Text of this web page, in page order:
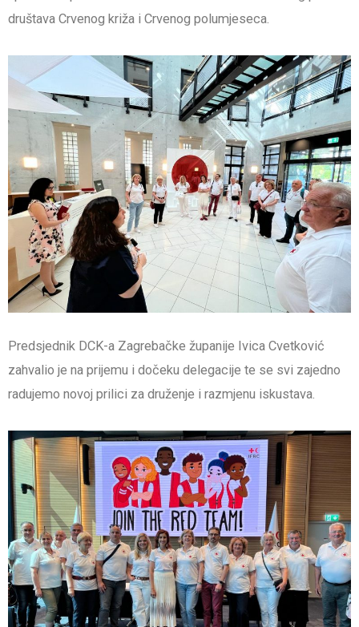
društava Crvenog križa i Crvenog polumjeseca.
Predsjednik DCK-a Zagrebačke županije Ivica Cvetković
zahvalio je na prijemu i dočeku delegacije te se svi zajedno
radujemo novoj prilici za druženje i razmjenu iskustava.